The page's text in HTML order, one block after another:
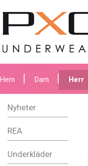
Hem Dam Herr
Nyheter
REA
Underkläder